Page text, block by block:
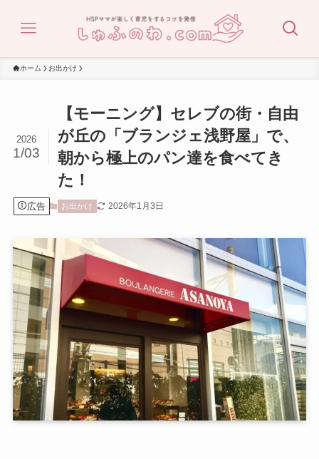
ホーム お出かけ
【モーニング】セレブの街・自由
が丘の「ブランジェ浅野屋」で、
朝から極上のパン達を食べてき
た！
2026
1/03
広告 お出かけ 2026年1月3日